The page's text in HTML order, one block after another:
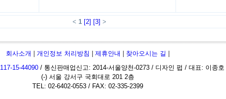
< 1 [2] [3] >
회사소개 개인정보 처리방침 제휴안내 찾아오시는 길
117-15-44090/ 통신판매업신고: 2014-서울양천-0273 / 디자인 펍 / 대표: 이종호
(-) 서울 강서구 국회대로 201 2층
TEL: 02-6402-0553 / FAX: 02-335-2399